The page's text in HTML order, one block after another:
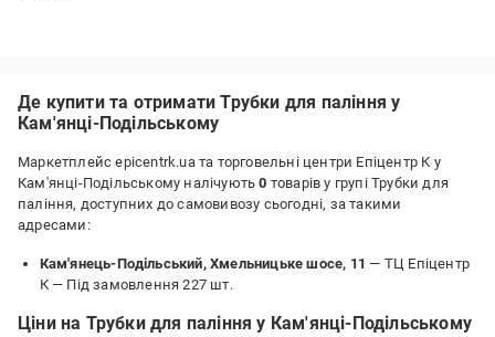
Де купити та отримати Трубки для паління у
Кам'янці-Подільському
Маркетплейс epicentrk.ua та торговельні центри Епіцентр К у
Кам'янці-Подільському налічують0 товарів у групі Трубки для
паління, доступних до самовивозу сьогодні, за такими
адресами:
Кам'янець-Подільський, Хмельницьке шосе, 11 — ТЦ Епіцентр
К — Під замовлення 227 шт.
Ціни на Трубки для паління у Кам'янці-Подільському